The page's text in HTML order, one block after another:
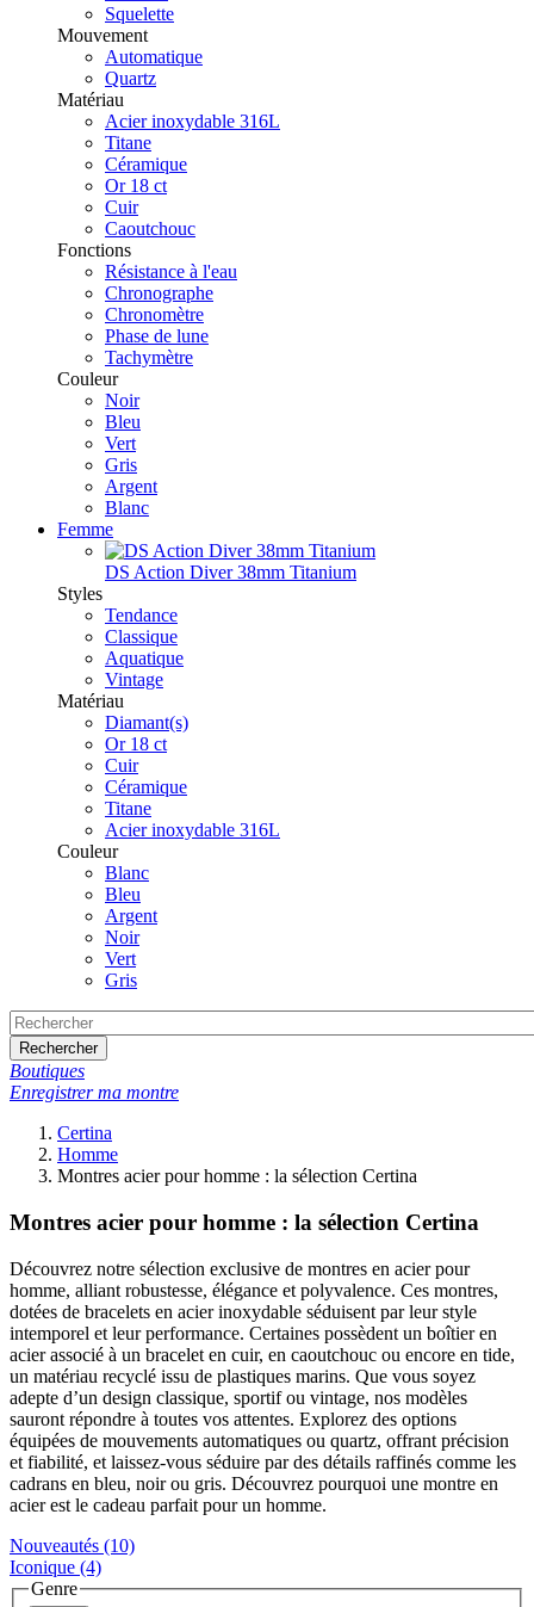
Squelette
Mouvement
Automatique
Quartz
Matériau
Acier inoxydable 316L
Titane
Céramique
Or 18 ct
Cuir
Caoutchouc
Fonctions
Résistance à l'eau
Chronographe
Chronomètre
Phase de lune
Tachymètre
Couleur
Noir
Bleu
Vert
Gris
Argent
Blanc
Femme
DS Action Diver 38mm Titanium
Styles
Tendance
Classique
Aquatique
Vintage
Matériau
Diamant(s)
Or 18 ct
Cuir
Céramique
Titane
Acier inoxydable 316L
Couleur
Blanc
Bleu
Argent
Noir
Vert
Gris
Rechercher
Boutiques
Enregistrer ma montre
Certina
Homme
Montres acier pour homme : la sélection Certina
Montres acier pour homme : la sélection Certina
Découvrez notre sélection exclusive de montres en acier pour
homme, alliant robustesse, élégance et polyvalence. Ces montres,
dotées de bracelets en acier inoxydable séduisent par leur style
intemporel et leur performance. Certaines possèdent un boîtier en
acier associé à un bracelet en cuir, en caoutchouc ou encore en tide,
un matériau recyclé issu de plastiques marins. Que vous soyez
adepte d’un design classique, sportif ou vintage, nos modèles
sauront répondre à toutes vos attentes. Explorez des options
équipées de mouvements automatiques ou quartz, offrant précision
et fiabilité, et laissez-vous séduire par des détails raffinés comme les
cadrans en bleu, noir ou gris. Découvrez pourquoi une montre en
acier est le cadeau parfait pour un homme.
Nouveautés (10)
Iconique (4)
Genre